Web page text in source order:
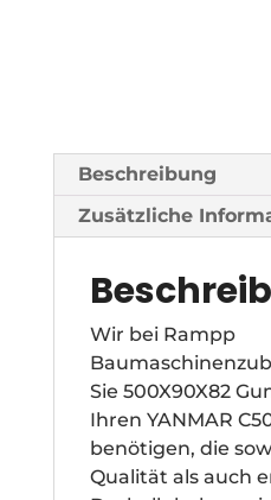
Beschreibung
Zusätzliche
Wir bei Rampp
Sie 500X90X82
Ihren YANMAR
benötigen, die
Qualität als auch